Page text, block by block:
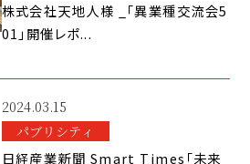
株式会社天地人様 _「異業種交流会5
01」開催レポ...
2024.03.15
パブリシティ
日経産業新聞 Smart Times「未来